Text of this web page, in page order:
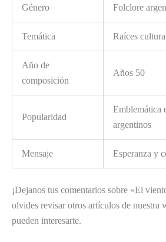
Género Folclore
Temática Raíces
Año de
composición
Años 50
Popularidad
Emblemática
argentinos
Mensaje Esperanza y
¡Dejanos tus comentarios sobre «El
olvides revisar otros artículos de nuestra
pueden interesarte.